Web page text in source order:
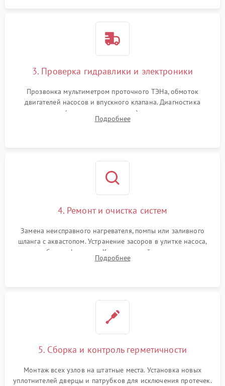
3. Проверка гидравлики и электроники
Прозвонка мультиметром проточного ТЭНа, обмоток
двигателей насосов и впускного клапана. Диагностика
прессостата (датчика уровня воды), датчика мутности,
концевика дверцы и электронного модуля управления.
Подробнее
4. Ремонт и очистка систем
Замена неисправного нагревателя, помпы или заливного
шланга с аквастопом. Устранение засоров в улитке насоса,
патрубках и фильтрах. Компонентный ремонт платы
управления, восстановление поврежденной проводки.
Подробнее
5. Сборка и контроль герметичности
Монтаж всех узлов на штатные места. Установка новых
уплотнителей дверцы и патрубков для исключения протечек.